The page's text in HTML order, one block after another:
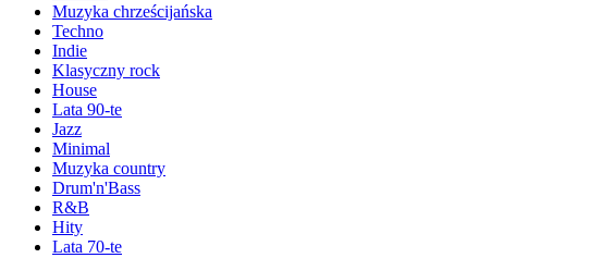
Muzyka chrześcijańska
Techno
Indie
Klasyczny rock
House
Lata 90-te
Jazz
Minimal
Muzyka country
Drum'n'Bass
R&B
Hity
Lata 70-te